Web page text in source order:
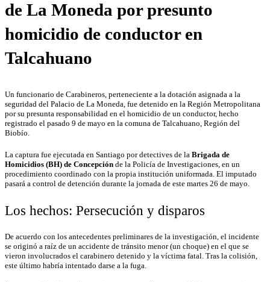
de La Moneda por presunto
homicidio de conductor en
Talcahuano
Un funcionario de Carabineros, perteneciente a la dotación asignada a la
seguridad del Palacio de La Moneda, fue detenido en la Región Metropolitana
por su presunta responsabilidad en el homicidio de un conductor, hecho
registrado el pasado 9 de mayo en la comuna de Talcahuano, Región del
Biobío.
La captura fue ejecutada en Santiago por detectives de la Brigada de
Homicidios (BH) de Concepción de la Policía de Investigaciones, en un
procedimiento coordinado con la propia institución uniformada. El imputado
pasará a control de detención durante la jornada de este martes 26 de mayo.
Los hechos: Persecución y disparos
De acuerdo con los antecedentes preliminares de la investigación, el incidente
se originó a raíz de un accidente de tránsito menor (un choque) en el que se
vieron involucrados el carabinero detenido y la víctima fatal. Tras la colisión,
este último habría intentado darse a la fuga.